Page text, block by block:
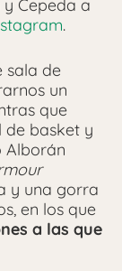
Cepeda a
.
sala de
un
que
de basket y
Alborán
y una gorra
en los que
a las que